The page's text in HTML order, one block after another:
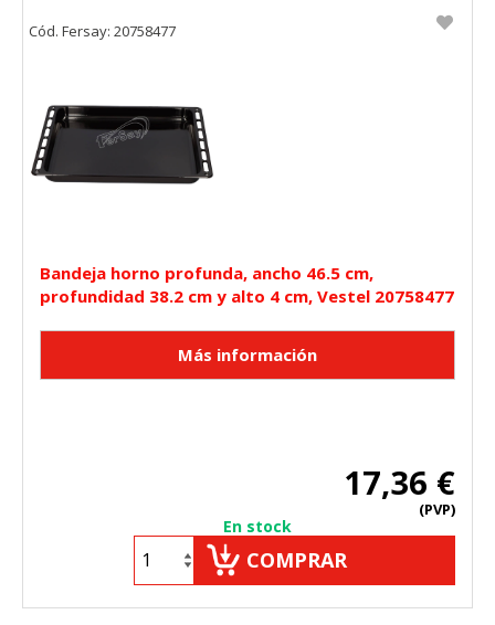
Bandeja horno profunda, ancho 46.5 cm,
profundidad 38.2 cm y alto 4 cm, Vestel 20758477
17,36 €
(PVP)
En stock
COMPRAR
Cód. Fersay: 20758477